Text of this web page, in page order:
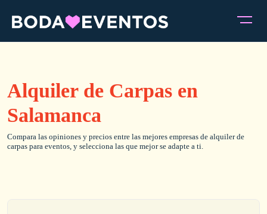
Alquiler de Carpas en
Salamanca
Compara las opiniones y precios entre las mejores empresas de alquiler de
carpas para eventos, y selecciona las que mejor se adapte a ti.